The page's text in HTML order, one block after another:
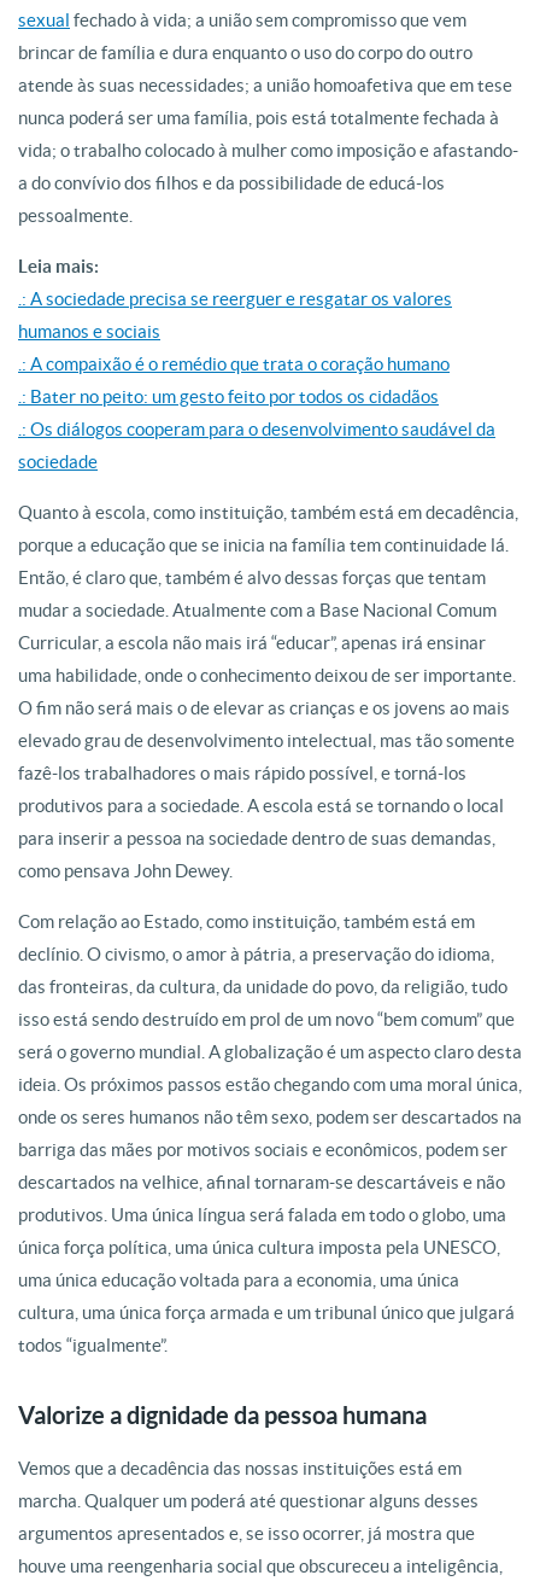
sexual fechado à vida; a união sem compromisso que vem
brincar de família e dura enquanto o uso do corpo do outro
atende às suas necessidades; a união homoafetiva que em tese
nunca poderá ser uma família, pois está totalmente fechada à
vida; o trabalho colocado à mulher como imposição e afastando-
a do convívio dos filhos e da possibilidade de educá-los
pessoalmente.
Leia mais:
.: A sociedade precisa se reerguer e resgatar os valores
humanos e sociais
.: A compaixão é o remédio que trata o coração humano
.: Bater no peito: um gesto feito por todos os cidadãos
.: Os diálogos cooperam para o desenvolvimento saudável da
sociedade
Quanto à escola, como instituição, também está em decadência,
porque a educação que se inicia na família tem continuidade lá.
Então, é claro que, também é alvo dessas forças que tentam
mudar a sociedade. Atualmente com a Base Nacional Comum
Curricular, a escola não mais irá “educar”, apenas irá ensinar
uma habilidade, onde o conhecimento deixou de ser importante.
O fim não será mais o de elevar as crianças e os jovens ao mais
elevado grau de desenvolvimento intelectual, mas tão somente
fazê-los trabalhadores o mais rápido possível, e torná-los
produtivos para a sociedade. A escola está se tornando o local
para inserir a pessoa na sociedade dentro de suas demandas,
como pensava John Dewey.
Com relação ao Estado, como instituição, também está em
declínio. O civismo, o amor à pátria, a preservação do idioma,
das fronteiras, da cultura, da unidade do povo, da religião, tudo
isso está sendo destruído em prol de um novo “bem comum” que
será o governo mundial. A globalização é um aspecto claro desta
ideia. Os próximos passos estão chegando com uma moral única,
onde os seres humanos não têm sexo, podem ser descartados na
barriga das mães por motivos sociais e econômicos, podem ser
descartados na velhice, afinal tornaram-se descartáveis e não
produtivos. Uma única língua será falada em todo o globo, uma
única força política, uma única cultura imposta pela UNESCO,
uma única educação voltada para a economia, uma única
cultura, uma única força armada e um tribunal único que julgará
todos “igualmente”.
Valorize a dignidade da pessoa humana
Vemos que a decadência das nossas instituições está em
marcha. Qualquer um poderá até questionar alguns desses
argumentos apresentados e, se isso ocorrer, já mostra que
houve uma reengenharia social que obscureceu a inteligência,